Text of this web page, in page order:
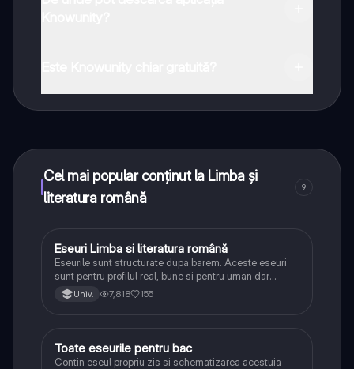
Cel mai popular conținut la Limba și
literatura română
9
Limba și literatura română
Eseuri Limba si literatura română
Eseurile sunt structurate dupa barem. Aceste eseuri
sunt pentru profilul real, bune si pentru uman dar
lipsesc relatiile dintre personaje si caracrerizarile.
Univ. 7,818 155
Limba și literatura română
Toate eseurile pentru bac
Contin eseul propriu zis si schematizarea acestuia